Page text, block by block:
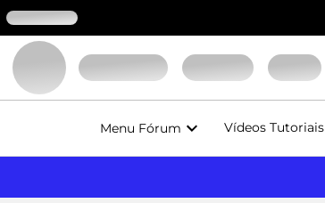
Menu Fórum Vídeos Tutoriais